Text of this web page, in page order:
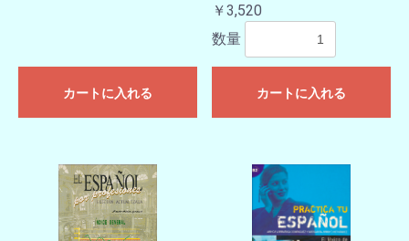
カートに入れる
￥3,520
数量
カートに入れる